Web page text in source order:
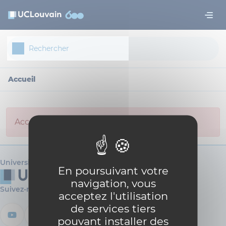
En poursuivant votre
navigation, vous
acceptez l'utilisation
de services tiers
pouvant installer des
Accueil
Access not allowed for anonymous user.
Université catholique de Louvain
Suivez-nous